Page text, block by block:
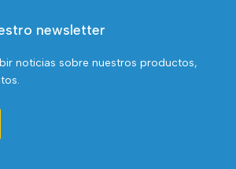
newsletter
noticias sobre nuestros productos,